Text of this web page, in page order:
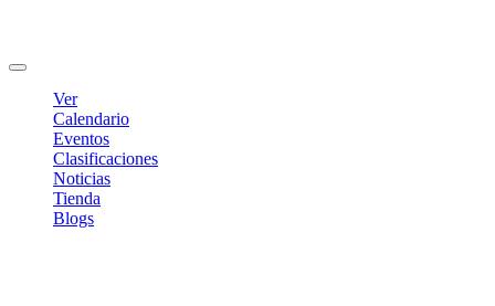
Ver
Calendario
Eventos
Clasificaciones
Noticias
Tienda
Blogs